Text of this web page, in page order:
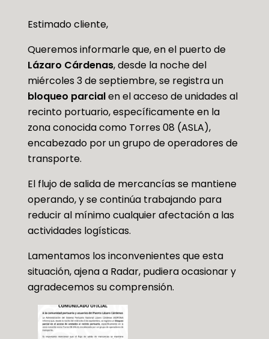
Estimado cliente,
Queremos informarle que, en el puerto de
Lázaro Cárdenas, desde la noche del
miércoles 3 de septiembre, se registra un
bloqueo parcialen el acceso de unidades al
recinto portuario, específicamente en la
zona conocida como Torres 08 (ASLA),
encabezado por un grupo de operadores de
transporte.
El flujo de salida de mercancías se mantiene
operando, y se continúa trabajando para
reducir al mínimo cualquier afectación a las
actividades logísticas.
Lamentamos los inconvenientes que esta
situación, ajena a Radar, pudiera ocasionar y
agradecemos su comprensión.